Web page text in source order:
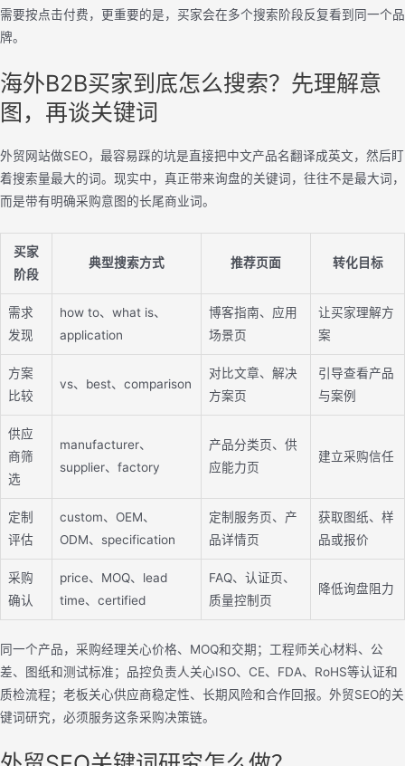
需要按点击付费，更重要的是，买家会在多个搜索阶段反复看到同一个品
牌。
海外B2B买家到底怎么搜索？先理解意
图，再谈关键词
外贸网站做SEO，最容易踩的坑是直接把中文产品名翻译成英文，然后盯
着搜索量最大的词。现实中，真正带来询盘的关键词，往往不是最大词，
而是带有明确采购意图的长尾商业词。
买家
阶段
典型搜索方式 推荐页面 转化目标
需求
发现
how to、what is、
application
博客指南、应用
场景页
让买家理解方
案
方案
比较
vs、best、comparison
对比文章、解决
方案页
引导查看产品
与案例
供应
商筛
选
manufacturer、
supplier、factory
产品分类页、供
应能力页
建立采购信任
定制
评估
custom、OEM、
ODM、specification
定制服务页、产
品详情页
获取图纸、样
品或报价
采购
确认
price、MOQ、lead
time、certified
FAQ、认证页、
质量控制页
降低询盘阻力
同一个产品，采购经理关心价格、MOQ和交期；工程师关心材料、公
差、图纸和测试标准；品控负责人关心ISO、CE、FDA、RoHS等认证和
质检流程；老板关心供应商稳定性、长期风险和合作回报。外贸SEO的关
键词研究，必须服务这条采购决策链。